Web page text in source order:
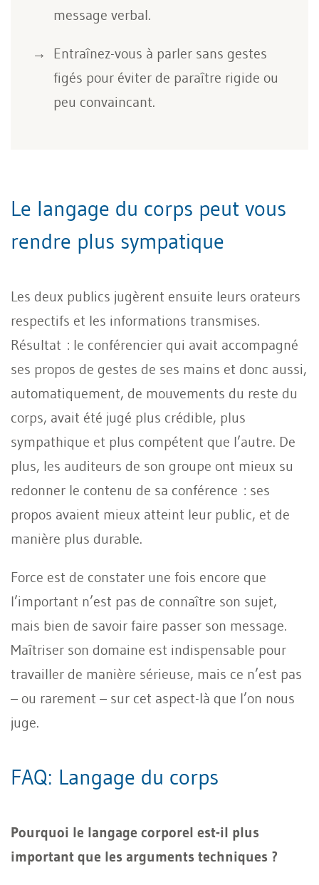
message verbal.
Entraînez-vous à parler sans gestes
figés pour éviter de paraître rigide ou
peu convaincant.
Le langage du corps peut vous
rendre plus sympatique
Les deux publics jugèrent ensuite leurs orateurs
respectifs et les informations transmises.
Résultat : le conférencier qui avait accompagné
ses propos de gestes de ses mains et donc aussi,
automatiquement, de mouvements du reste du
corps, avait été jugé plus crédible, plus
sympathique et plus compétent que l’autre. De
plus, les auditeurs de son groupe ont mieux su
redonner le contenu de sa conférence : ses
propos avaient mieux atteint leur public, et de
manière plus durable.
Force est de constater une fois encore que
l’important n’est pas de connaître son sujet,
mais bien de savoir faire passer son message.
Maîtriser son domaine est indispensable pour
travailler de manière sérieuse, mais ce n’est pas
– ou rarement – sur cet aspect-là que l’on nous
juge.
FAQ: Langage du corps
Pourquoi le langage corporel est-il plus
important que les arguments techniques ?